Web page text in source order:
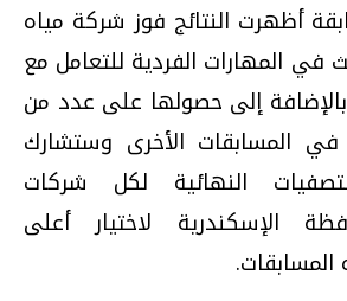
أظهرت النتائج فوز شركة مياه
في المهارات الفردية للتعامل مع
بالإضافة إلى حصولها على عدد من
في المسابقات الأخرى وستشارك
النهائية لكل شركات
الإسكندرية لاختيار أعلى
.